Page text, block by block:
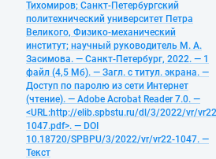
Тихомиров; Санкт-Петербургский
политехнический университет Петра
Великого, Физико-механический
институт; научный руководитель М. А.
Засимова. — Санкт-Петербург, 2022. — 1
файл (4,5 Мб). — Загл. с титул. экрана. —
Доступ по паролю из сети Интернет
(чтение). — Adobe Acrobat Reader 7.0. —
<URL:http://elib.spbstu.ru/dl/3/2022/vr/
1047.pdf>. — DOI
10.18720/SPBPU/3/2022/vr/vr22-1047. —
Текст